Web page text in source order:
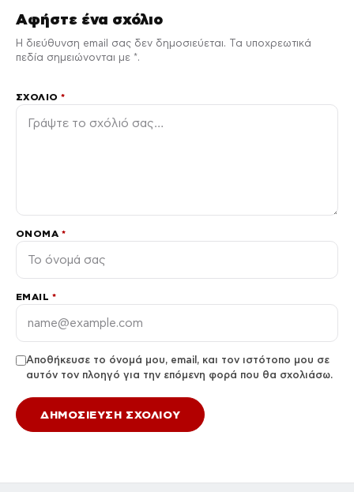
Αφήστε ένα σχόλιο
Η διεύθυνση email σας δεν δημοσιεύεται. Τα υποχρεωτικά
πεδία σημειώνονται με *.
ΣΧΌΛΙΟ*
ΌΝΟΜΑ *
EMAIL *
Αποθήκευσε το όνομά μου, email, και τον ιστότοπο μου σε
αυτόν τον πλοηγό για την επόμενη φορά που θα σχολιάσω.